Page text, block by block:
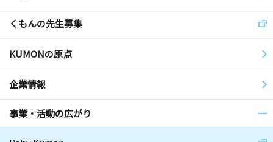
くもんの先生募集
KUMONの原点
企業情報
事業・活動の広がり